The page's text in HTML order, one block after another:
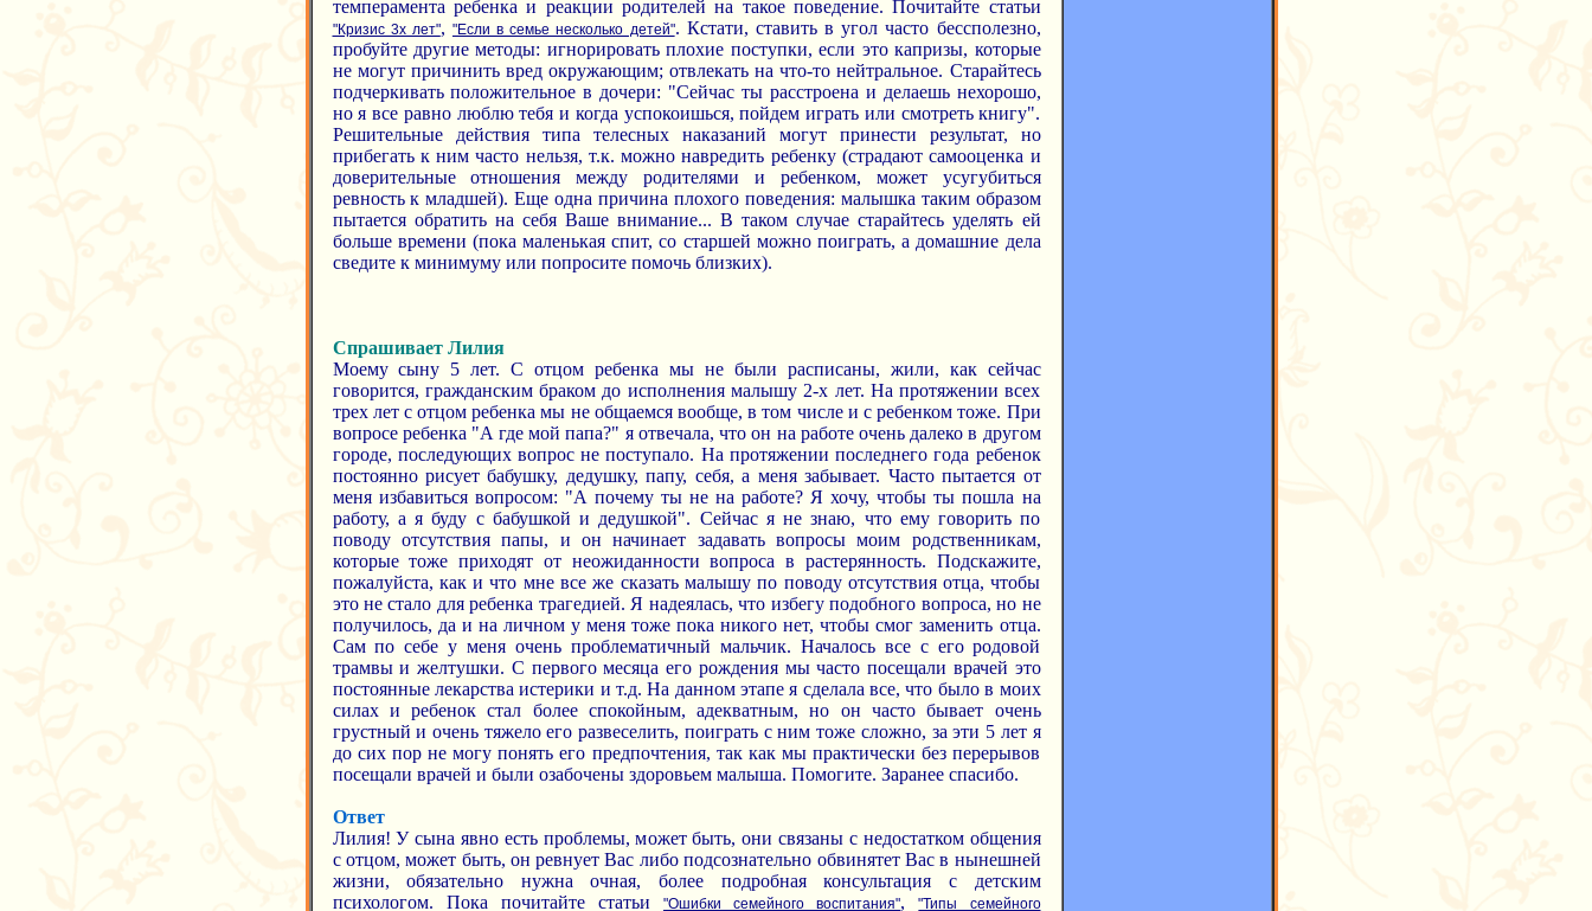
темперамента ребенка и реакции родителей на такое поведение. Почитайте статьи
"Кризис 3х лет", "Если в семье несколько детей". Кстати, ставить в угол часто бессполезно,
пробуйте другие методы: игнорировать плохие поступки, если это капризы, которые
не могут причинить вред окружающим; отвлекать на что-то нейтральное. Старайтесь
подчеркивать положительное в дочери: "Сейчас ты расстроена и делаешь нехорошо,
но я все равно люблю тебя и когда успокоишься, пойдем играть или смотреть книгу".
Решительные действия типа телесных наказаний могут принести результат, но
прибегать к ним часто нельзя, т.к. можно навредить ребенку (страдают самооценка и
доверительные отношения между родителями и ребенком, может усугубиться
ревность к младшей). Еще одна причина плохого поведения: малышка таким образом
пытается обратить на себя Ваше внимание... В таком случае старайтесь уделять ей
больше времени (пока маленькая спит, со старшей можно поиграть, а домашние дела
сведите к минимуму или попросите помочь близких).
Спрашивает Лилия
Моему сыну 5 лет. С отцом ребенка мы не были расписаны, жили, как сейчас
говорится, гражданским браком до исполнения малышу 2-х лет. На протяжении всех
трех лет с отцом ребенка мы не общаемся вообще, в том числе и с ребенком тоже. При
вопросе ребенка "А где мой папа?" я отвечала, что он на работе очень далеко в другом
городе, последующих вопрос не поступало. На протяжении последнего года ребенок
постоянно рисует бабушку, дедушку, папу, себя, а меня забывает. Часто пытается от
меня избавиться вопросом: "А почему ты не на работе? Я хочу, чтобы ты пошла на
работу, а я буду с бабушкой и дедушкой". Сейчас я не знаю, что ему говорить по
поводу отсутствия папы, и он начинает задавать вопросы моим родственникам,
которые тоже приходят от неожиданности вопроса в растерянность. Подскажите,
пожалуйста, как и что мне все же сказать малышу по поводу отсутствия отца, чтобы
это не стало для ребенка трагедией. Я надеялась, что избегу подобного вопроса, но не
получилось, да и на личном у меня тоже пока никого нет, чтобы смог заменить отца.
Сам по себе у меня очень проблематичный мальчик. Началось все с его родовой
трамвы и желтушки. С первого месяца его рождения мы часто посещали врачей это
постоянные лекарства истерики и т.д. На данном этапе я сделала все, что было в моих
силах и ребенок стал более спокойным, адекватным, но он часто бывает очень
грустный и очень тяжело его развеселить, поиграть с ним тоже сложно, за эти 5 лет я
до сих пор не могу понять его предпочтения, так как мы практически без перерывов
посещали врачей и были озабочены здоровьем малыша. Помогите. Заранее спасибо.
Ответ
Лилия! У сына явно есть проблемы, может быть, они связаны с недостатком общения
с отцом, может быть, он ревнует Вас либо подсознательно обвинятет Вас в нынешней
жизни, обязательно нужна очная, более подробная консультация с детским
психологом. Пока почитайте статьи
"Ошибки семейного воспитания","Типы семейного